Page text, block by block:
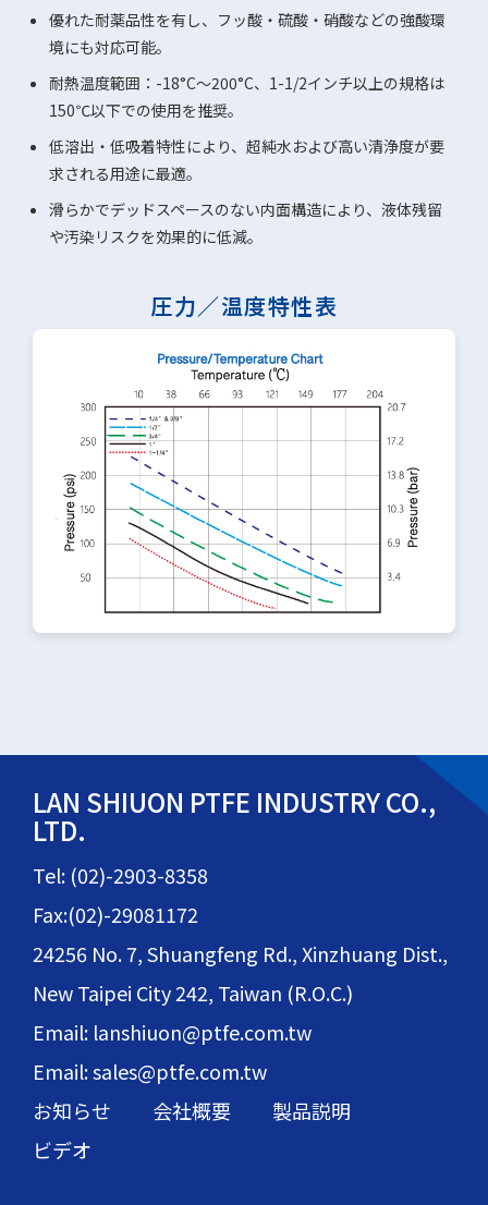
優れた耐薬品性を有し、フッ酸・硫酸・硝酸などの強酸環
境にも対応可能。
耐熱温度範囲：-18°C～200°C、1-1/2インチ以上の規格は
150℃以下での使用を推奨。
低溶出・低吸着特性により、超純水および高い清浄度が要
求される用途に最適。
滑らかでデッドスペースのない内面構造により、液体残留
や汚染リスクを効果的に低減。
圧力／温度特性表
LAN SHIUON PTFE INDUSTRY CO.,
LTD.
Tel: (02)-2903-8358
Fax:(02)-29081172
24256 No. 7, Shuangfeng Rd., Xinzhuang Dist.,
New Taipei City 242, Taiwan (R.O.C.)
Email: lanshiuon@ptfe.com.tw
Email: sales@ptfe.com.tw
お知らせ
会社概要
製品説明
ビデオ